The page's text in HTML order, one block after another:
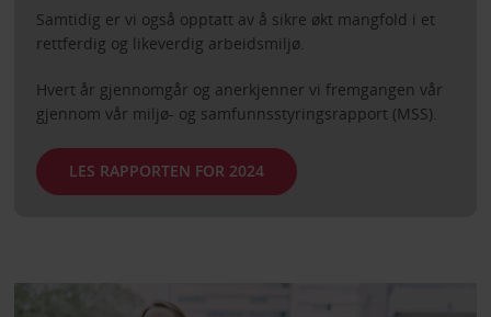
Samtidig er vi også opptatt av å sikre økt mangfold i et
rettferdig og likeverdig arbeidsmiljø.
Hvert år gjennomgår og anerkjenner vi fremgangen vår
gjennom vår miljø- og samfunnsstyringsrapport (MSS).
LES RAPPORTEN FOR 2024